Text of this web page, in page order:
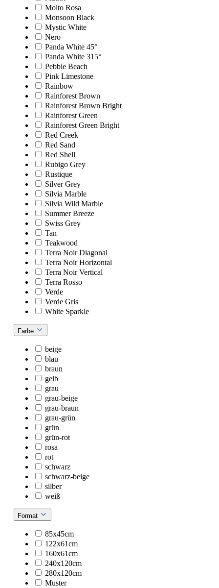
Molto Rosa
Monsoon Black
Mystic White
Nero
Panda White 45°
Panda White 315°
Pebble Beach
Pink Limestone
Rainbow
Rainforest Brown
Rainforest Brown Bright
Rainforest Green
Rainforest Green Bright
Red Creek
Red Sand
Red Shell
Rubigo Grey
Rustique
Silver Grey
Silvia Marble
Silvia Wild Marble
Summer Breeze
Swiss Grey
Tan
Teakwood
Terra Noir Diagonal
Terra Noir Horizontal
Terra Noir Vertical
Terra Rosso
Verde
Verde Gris
White Sparkle
Farbe
beige
blau
braun
gelb
grau
grau-beige
grau-braun
grau-grün
grün
grün-rot
rosa
rot
schwarz
schwarz-beige
silber
weiß
Format
85x45cm
122x61cm
160x61cm
240x120cm
280x120cm
Muster